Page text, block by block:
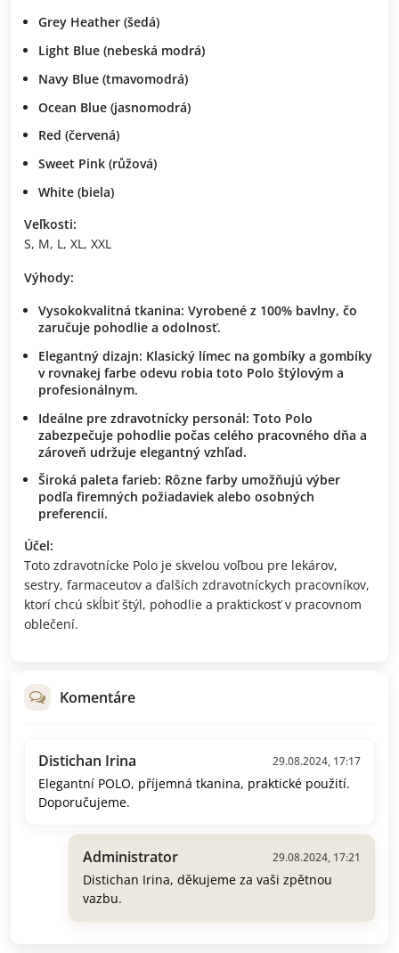
Grey Heather (šedá)
Light Blue (nebeská modrá)
Navy Blue (tmavomodrá)
Ocean Blue (jasnomodrá)
Red (červená)
Sweet Pink (růžová)
White (biela)
Veľkosti:
S, M, L, XL, XXL
Výhody:
Vysokokvalitná tkanina: Vyrobené z 100% bavlny, čo
zaručuje pohodlie a odolnosť.
Elegantný dizajn: Klasický límec na gombíky a gombíky
v rovnakej farbe odevu robia toto Polo štýlovým a
profesionálnym.
Ideálne pre zdravotnícky personál: Toto Polo
zabezpečuje pohodlie počas celého pracovného dňa a
zároveň udržuje elegantný vzhľad.
Široká paleta farieb: Rôzne farby umožňujú výber
podľa firemných požiadaviek alebo osobných
preferencií.
Účel:
Toto zdravotnícke Polo je skvelou voľbou pre lekárov,
sestry, farmaceutov a ďalších zdravotníckych pracovníkov,
ktorí chcú skĺbiť štýl, pohodlie a praktickosť v pracovnom
oblečení.
Komentáre
Distichan Irina 29.08.2024, 17:17
Elegantní POLO, příjemná tkanina, praktické použití.
Doporučujeme.
Administrator 29.08.2024, 17:21
Distichan Irina, děkujeme za vaši zpětnou
vazbu.